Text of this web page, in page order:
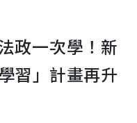
政一次學！新
習」計畫再升